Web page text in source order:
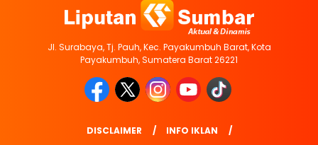
Jl. Surabaya, Tj. Pauh, Kec. Payakumbuh Barat, Kota
Payakumbuh, Sumatera Barat 26221
DISCLAIMER
INFO IKLAN